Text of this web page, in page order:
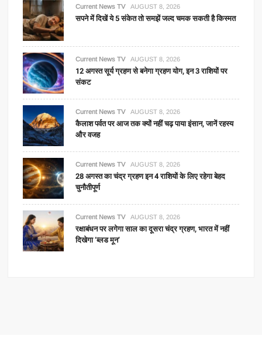
Current News TV AUGUST 8, 2026
सपने में दिखें ये 5 संकेत तो समझें जल्द चमक सकती है किस्मत
Current News TV AUGUST 8, 2026
12 अगस्त सूर्य ग्रहण से बनेगा ग्रहण योग, इन 3 राशियों पर
संकट
Current News TV AUGUST 8, 2026
कैलाश पर्वत पर आज तक क्यों नहीं चढ़ पाया इंसान, जानें रहस्य
और वजह
Current News TV AUGUST 8, 2026
28 अगस्त का चंद्र ग्रहण इन 4 राशियों के लिए रहेगा बेहद
चुनौतीपूर्ण
Current News TV AUGUST 8, 2026
रक्षाबंधन पर लगेगा साल का दूसरा चंद्र ग्रहण, भारत में नहीं
दिखेगा ‘ब्लड मून’